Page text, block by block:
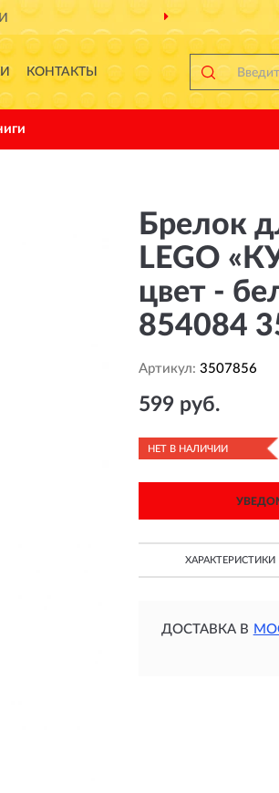
ПО ВСЕЙ РОССИИ
КОНТАКТЫ
Брелок
LEGO
цвет -
854084
Артикул: 3507856
599 руб.
НЕТ В НАЛИЧИИ
ХАРАКТЕРИСТИКИ
ДОСТАВКА В